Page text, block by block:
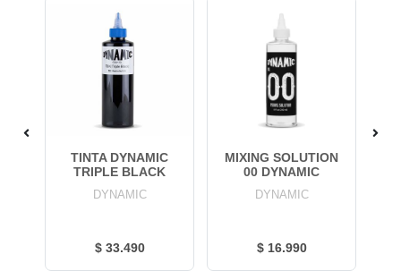
TINTA DYNAMIC
TRIPLE BLACK
DYNAMIC
$ 33.490
MIXING SOLUTION
00 DYNAMIC
DYNAMIC
$ 16.990